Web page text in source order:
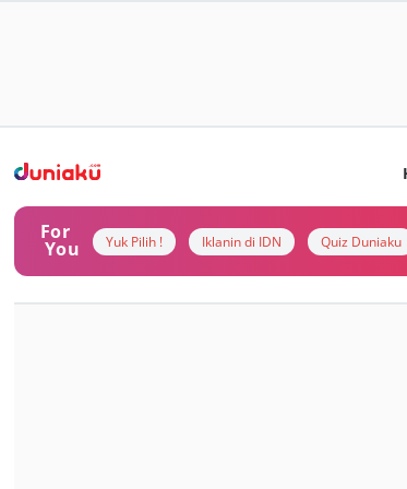
For
You Yuk Pilih ! Iklanin di IDN Quiz Duniaku